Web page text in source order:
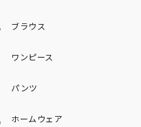
ブラウス
ワンピース
パンツ
ホームウェア